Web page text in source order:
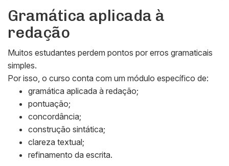
Gramática aplicada à
redação
Muitos estudantes perdem pontos por erros gramaticais
simples.
Por isso, o curso conta com um módulo específico de:
gramática aplicada à redação;
pontuação;
concordância;
construção sintática;
clareza textual;
refinamento da escrita.